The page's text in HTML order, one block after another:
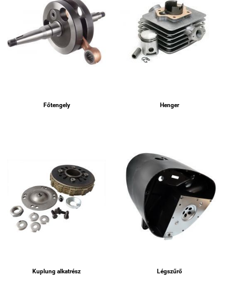
Főtengely Henger
Kuplung alkatrész Légszűrő